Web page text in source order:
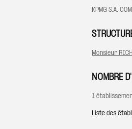
KPMG S.A,
Monsieur
NOMBRE
1
Liste des